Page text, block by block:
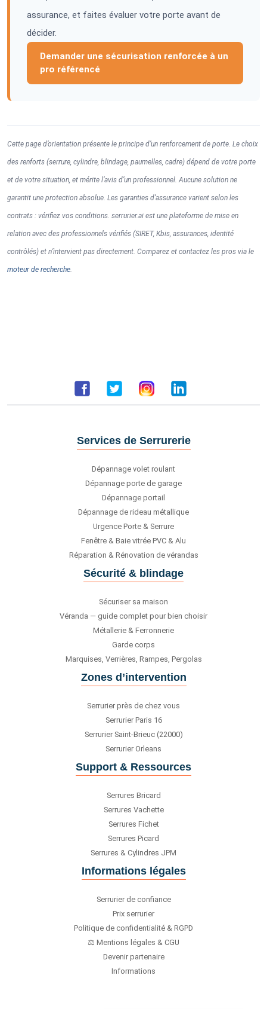
assurance, et faites évaluer votre porte avant de
décider.
Demander une sécurisation renforcée à un
pro référencé
Cette page d’orientation présente le principe d’un renforcement de porte. Le choix
des renforts (serrure, cylindre, blindage, paumelles, cadre) dépend de votre porte
et de votre situation, et mérite l’avis d’un professionnel. Aucune solution ne
garantit une protection absolue. Les garanties d’assurance varient selon les
contrats : vérifiez vos conditions. serrurier.ai est une plateforme de mise en
relation avec des professionnels vérifiés (SIRET, Kbis, assurances, identité
contrôlés) et n’intervient pas directement. Comparez et contactez les pros via le
moteur de recherche.
Services de Serrurerie
Dépannage volet roulant
Dépannage porte de garage
Dépannage portail
Dépannage de rideau métallique
Urgence Porte & Serrure
Fenêtre & Baie vitrée PVC & Alu
Réparation & Rénovation de vérandas
Sécurité & blindage
Sécuriser sa maison
Véranda — guide complet pour bien choisir
Métallerie & Ferronnerie
Garde corps
Marquises, Verrières, Rampes, Pergolas
Zones d’intervention
Serrurier près de chez vous
Serrurier Paris 16
Serrurier Saint-Brieuc (22000)
Serrurier Orleans
Support & Ressources
Serrures Bricard
Serrures Vachette
Serrures Fichet
Serrures Picard
Serrures & Cylindres JPM
Informations légales
Serrurier de confiance
Prix serrurier
Politique de confidentialité & RGPD
⚖️ Mentions légales & CGU
Devenir partenaire
Informations